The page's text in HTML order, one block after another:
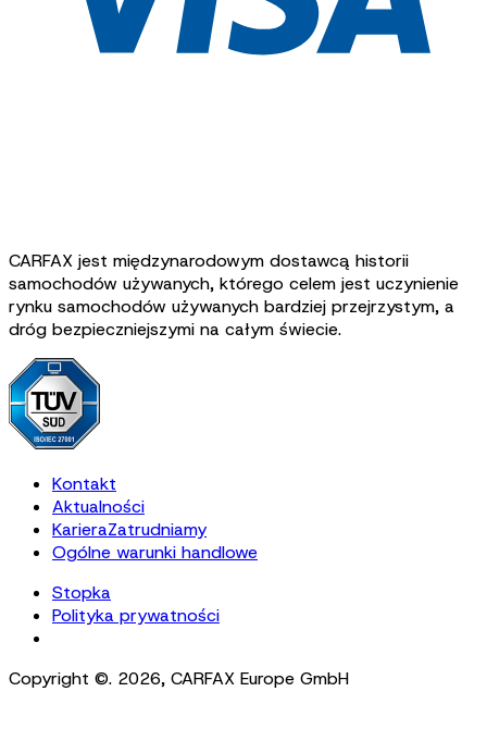
CARFAX jest międzynarodowym dostawcą historii
samochodów używanych, którego celem jest uczynienie
rynku samochodów używanych bardziej przejrzystym, a
dróg bezpieczniejszymi na całym świecie.
Kontakt
Aktualności
KarieraZatrudniamy
Ogólne warunki handlowe
Stopka
Polityka prywatności
Copyright ©. 2026, CARFAX Europe GmbH